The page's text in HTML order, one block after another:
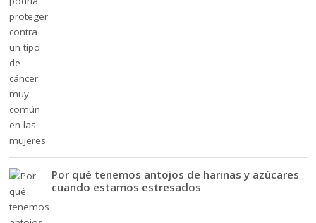
Por qué tenemos antojos de harinas y azúcares
cuando estamos estresados